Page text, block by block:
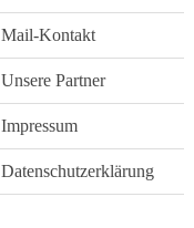
Mail-Kontakt
Unsere Partner
Impressum
Datenschutzerklärung